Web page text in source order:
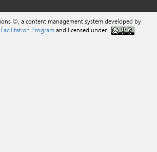
©, a content management system developed by
Programand licensed under